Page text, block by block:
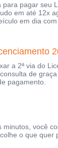
para pagar seu
em até 12x
em dia
a 2ª via do
de
pagamento.
minutos, você
o que quer